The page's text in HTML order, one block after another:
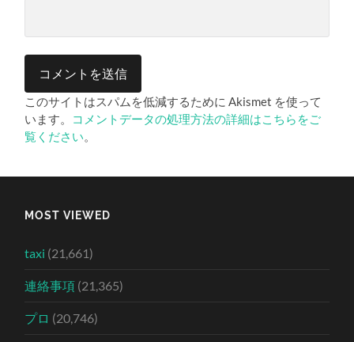
このサイトはスパムを低減するために Akismet を使って
います。 コメントデータの処理方法の詳細はこちらをご
覧ください。
MOST VIEWED
taxi (21,661)
連絡事項 (21,365)
プロ (20,746)